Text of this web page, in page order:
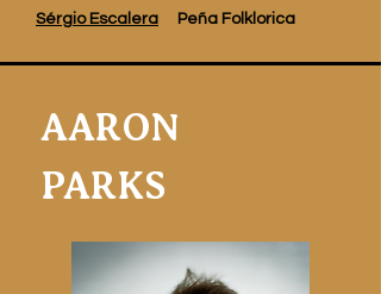
Peña Folklorica
Sérgio Escalera
AARON
PARKS